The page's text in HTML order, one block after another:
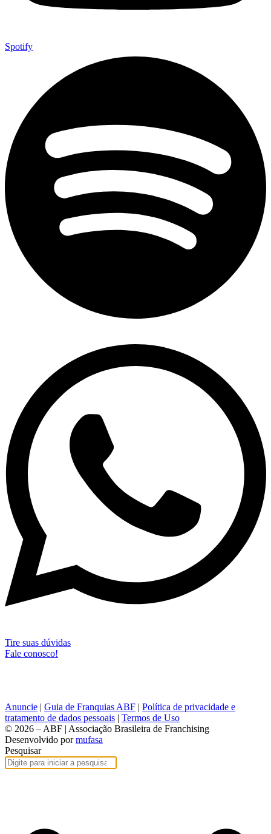
Spotify
Tire suas dúvidas
Fale conosco!
Anuncie | Guia de Franquias ABF | Política de privacidade e
tratamento de dados pessoais | Termos de Uso
© 2026 – ABF | Associação Brasileira de Franchising
Desenvolvido pormufasa
Pesquisar